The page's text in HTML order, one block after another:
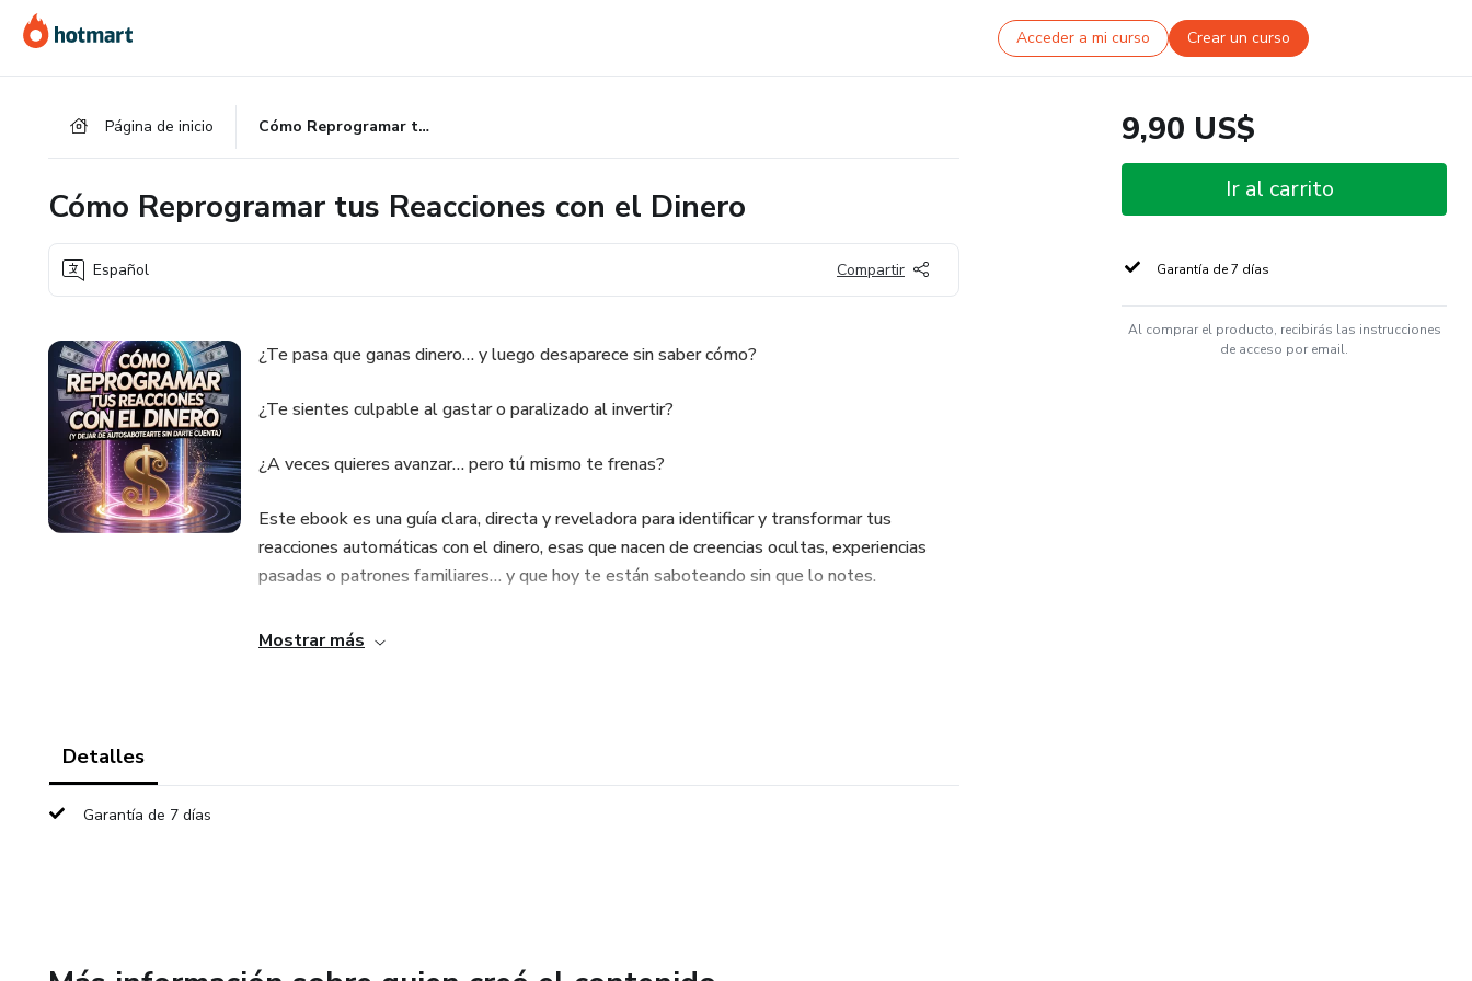
contenido
la
pie
Acceder a mi curso Crear un curso
Página de inicio Cómo Reprogramar tus Reacciones con el Dinero
Cómo Reprogramar tus Reacciones con el Dinero
Español Compartir
¿Te pasa que ganas dinero… y luego desaparece sin saber cómo?
¿Te sientes culpable al gastar o paralizado al invertir?
¿A veces quieres avanzar… pero tú mismo te frenas?
Este ebook es una guía clara, directa y reveladora para identificar y transformar tus
reacciones automáticas con el dinero, esas que nacen de creencias ocultas, experiencias
pasadas o patrones familiares… y que hoy te están saboteando sin que lo notes.
¿Qué aprenderás?
Mostrar más
Detalles
Garantía de 7 días
9,90 US$
Ir al carrito
Garantía de 7 días
Al comprar el producto, recibirás las instrucciones
de acceso por email.